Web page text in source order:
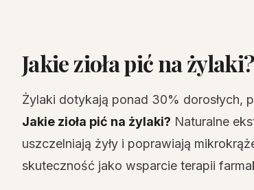
Jakie zioła pić na
Żylaki dotykają ponad 30% dorosłych,
Jakie zioła pić na żylaki? Naturalne
uszczelniają żyły i poprawiają
skuteczność jako wsparcie terapii